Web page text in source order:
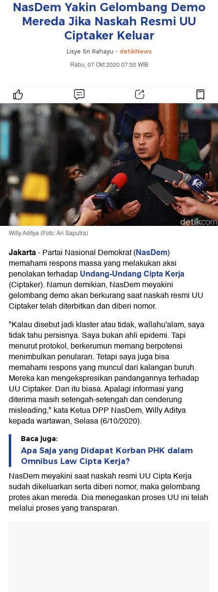
NasDem Yakin Gelombang Demo
Mereda Jika Naskah Resmi UU
Ciptaker Keluar
Lisye Sri Rahayu - detikNews
Rabu, 07 Okt 2020 07:50 WIB
Willy Aditya (Foto: Ari Saputra)
Jakarta-Partai Nasional Demokrat (NasDem)
memahami respons massa yang melakukan aksi
penolakan terhadapUndang-Undang Cipta Kerja
(Ciptaker). Namun demikian, NasDem meyakini
gelombang demo akan berkurang saat naskah resmi UU
Ciptaker telah diterbitkan dan diberi nomor.
"Kalau disebut jadi klaster atau tidak, wallahu'alam, saya
tidak tahu persisnya. Saya bukan ahli epidemi. Tapi
menurut protokol, berkerumun memang berpotensi
menimbulkan penularan. Tetapi saya juga bisa
memahami respons yang muncul dari kalangan buruh.
Mereka kan mengekspresikan pandangannya terhadap
UU Ciptaker. Dan itu biasa. Apalagi informasi yang
diterima masih setengah-setengah dan cenderung
misleading," kata Ketua DPP NasDem, Willy Aditya
kepada wartawan, Selasa (6/10/2020).
Baca juga:
Apa Saja yang Didapat Korban PHK dalam
Omnibus Law Cipta Kerja?
NasDem meyakini saat naskah resmi UU Cipta Kerja
sudah dikeluarkan serta diberi nomor, maka gelombang
protes akan mereda. Dia menegaskan proses UU ini telah
melalui proses yang transparan.